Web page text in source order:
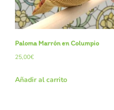
Paloma Marrón en Columpio
25,00€
Añadir al carrito